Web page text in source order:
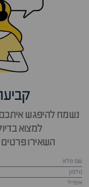
נשמח להיפגש איתכם
למצוא
השאירו פרטים